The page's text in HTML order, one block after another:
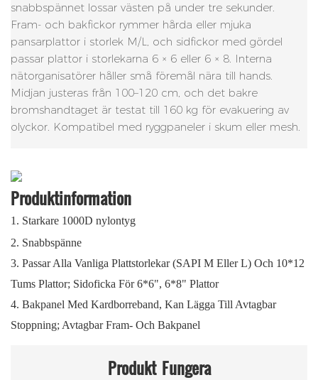
snabbspännet lossar västen på under tre sekunder.
Fram- och bakfickor rymmer hårda eller mjuka
pansarplattor i storlek M/L, och sidfickor med gördel
passar plattor i storlekarna 6 × 6 eller 6 × 8. Interna
nätorganisatörer håller små föremål nära till hands.
Midjan justeras från 100–120 cm, och det bakre
bromshandtaget är testat till 160 kg för evakuering av
olyckor. Kompatibel med ryggpaneler i skum eller mesh.
Produktinformation
1. Starkare 1000D nylontyg
2. Snabbspänne
3. Passar Alla Vanliga Plattstorlekar (SAPI M Eller L) Och 10*12
Tums Plattor; Sidoficka För 6*6", 6*8" Plattor
4. Bakpanel Med Kardborreband, Kan Lägga Till Avtagbar
Stoppning; Avtagbar Fram- Och Bakpanel
Produkt Fungera